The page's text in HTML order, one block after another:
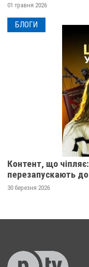
01 травня 2026
БЛОГИ
Контент, що
перезапускають
30 березня 2026